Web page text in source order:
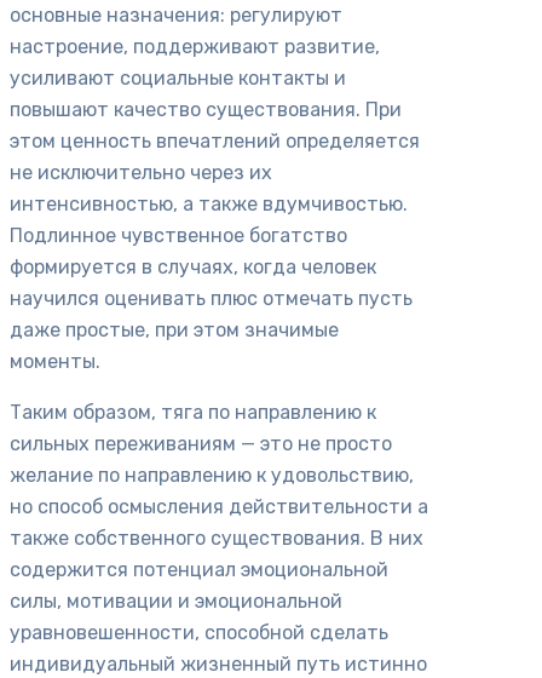
основные назначения: регулируют
настроение, поддерживают развитие,
усиливают социальные контакты и
повышают качество существования. При
этом ценность впечатлений определяется
не исключительно через их
интенсивностью, а также вдумчивостью.
Подлинное чувственное богатство
формируется в случаях, когда человек
научился оценивать плюс отмечать пусть
даже простые, при этом значимые
моменты.
Таким образом, тяга по направлению к
сильных переживаниям — это не просто
желание по направлению к удовольствию,
но способ осмысления действительности а
также собственного существования. В них
содержится потенциал эмоциональной
силы, мотивации и эмоциональной
уравновешенности, способной сделать
индивидуальный жизненный путь истинно